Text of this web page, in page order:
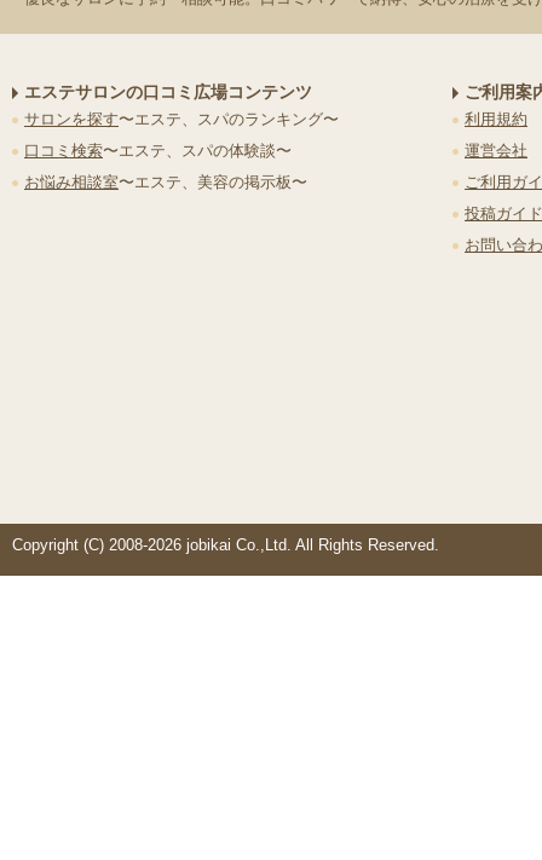
エステサロンの口コミ広場コンテンツ
サロンを探す〜エステ、スパのランキング〜
口コミ検索〜エステ、スパの体験談〜
お悩み相談室〜エステ、美容の掲示板〜
ご利用案
利用規約
運営会社
ご利用ガ
投稿ガイ
お問い合
Copyright (C) 2008-2026 jobikai Co.,Ltd. All Rights Reserved.